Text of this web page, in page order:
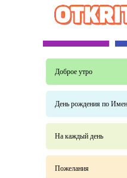
Доброе утро
День рождения по
На каждый день
Пожелания